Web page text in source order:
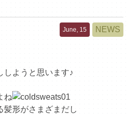
June, 15 NEWS
しようと思います♪
ね
髪形がさまざまだし